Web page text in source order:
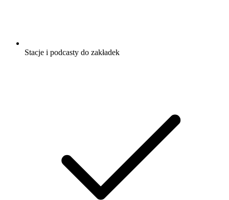
Stacje i podcasty do zakładek